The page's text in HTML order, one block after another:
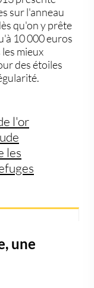
sur l'anneau
qu'on y prête
10 000 euros
mieux
des étoiles
l'or
les
une